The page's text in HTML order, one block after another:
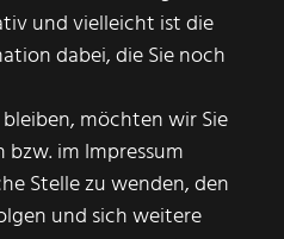
und vielleicht ist die
dabei, die Sie noch
möchten wir Sie
im Impressum
Stelle zu wenden, den
und sich weitere